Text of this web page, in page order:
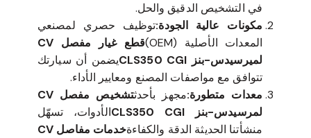
في التشخيص الدقيق والحل.
مكونات عالية الجودة:توظيف حصري لمصنعي
المعدات الأصلية (OEM)
قطع غيار مفصل CV
لميرسيدس-بنز CLS350 CGI
يضمن أن سيارتك
تتوافق مع مواصفات المصنع ومعايير الأداء.
معدات متطورة:مجهز بأحدث
تشخيص مفصل CV
لمرسيدس-بنز CLS350 CGI
الأدوات، تسهّل
منشأتنا الحديثة الدقة والكفاءة
خدمات مفاصل CV